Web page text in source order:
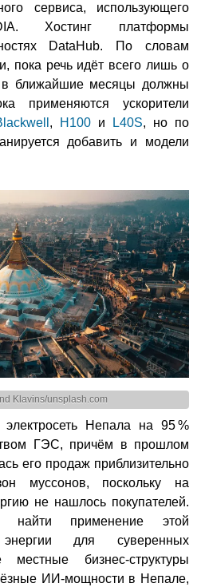
сервиса, использующего
Хостинг платформы
DataHub. По словам
пока речь идёт всего лишь о
в ближайшие месяцы должны
применяются ускорители
, H100 и L40S, но по
добавить и модели
Klavins/unsplash.com
Непала на 95 %
ГЭС, причём в прошлом
его продаж приблизительно
муссонов, поскольку на
не нашлось покупателей.
найти применение этой
энергии для суверенных
бизнес-структуры
ИИ-мощности в Непале,